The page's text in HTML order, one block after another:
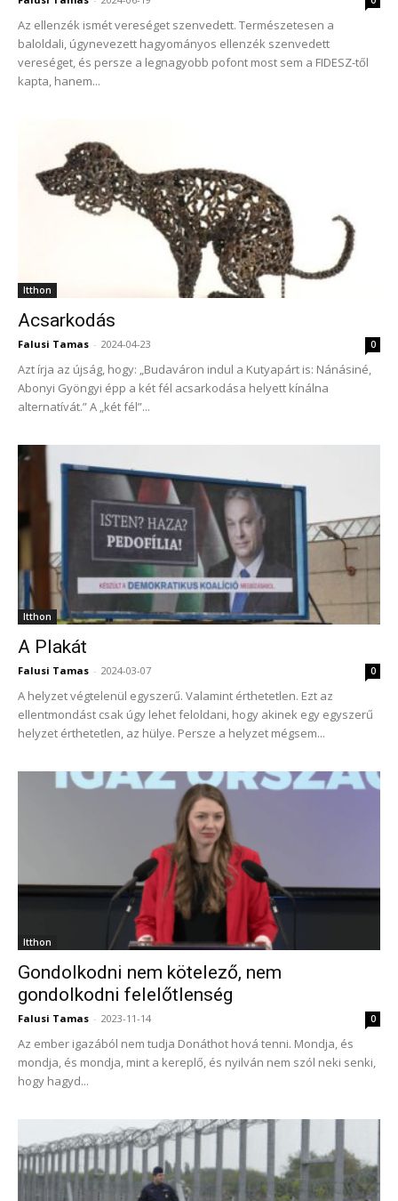
Az ellenzék ismét vereséget szenvedett. Természetesen a
baloldali, úgynevezett hagyományos ellenzék szenvedett
vereséget, és persze a legnagyobb pofont most sem a FIDESZ-től
kapta, hanem...
Itthon
Acsarkodás
Falusi Tamas - 2024-04-23 0
Azt írja az újság, hogy: „Budaváron indul a Kutyapárt is: Nánásiné,
Abonyi Gyöngyi épp a két fél acsarkodása helyett kínálna
alternatívát.” A „két fél”...
Itthon
A Plakát
Falusi Tamas - 2024-03-07 0
A helyzet végtelenül egyszerű. Valamint érthetetlen. Ezt az
ellentmondást csak úgy lehet feloldani, hogy akinek egy egyszerű
helyzet érthetetlen, az hülye. Persze a helyzet mégsem...
Itthon
Gondolkodni nem kötelező, nem
gondolkodni felelőtlenség
Falusi Tamas - 2023-11-14 0
Az ember igazából nem tudja Donáthot hová tenni. Mondja, és
mondja, és mondja, mint a kereplő, és nyilván nem szól neki senki,
hogy hagyd...